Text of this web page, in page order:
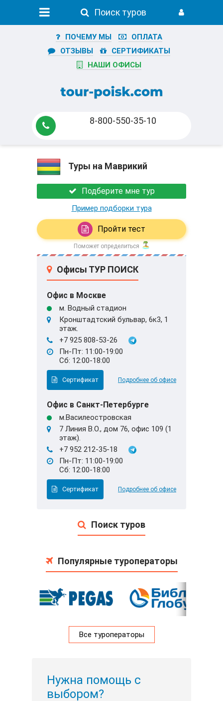
Поиск туров
ПОЧЕМУ МЫ
ОПЛАТА
ОТЗЫВЫ
СЕРТИФИКАТЫ
НАШИ ОФИСЫ
8-800-550-35-10
Туры на Маврикий
Подберите мне тур
Пример подборки тура
Пройти тест
Поможет определиться
Поиск туров
Офисы ТУР ПОИСК
Офис в Москве
м. Водный стадион
Кронштадтский бульвар, 6к3, 1
этаж.
+7 925 808-53-26
Пн-Пт: 11:00-19:00
Сб: 12:00-18:00
Сертификат Подробнее об офисе
Офис в Санкт-Петербурге
м.Василеостровская
7 Линия В.О., дом 76, офис 109 (1
этаж).
+7 952 212-35-18
Пн-Пт: 11:00-19:00
Сб: 12:00-18:00
Сертификат Подробнее об офисе
Популярные туроператоры
Все туроператоры
Нужна помощь с
выбором?